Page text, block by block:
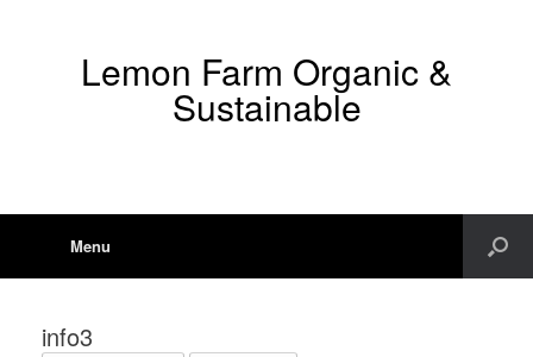
Lemon Farm Organic &
Sustainable
Menu
info3